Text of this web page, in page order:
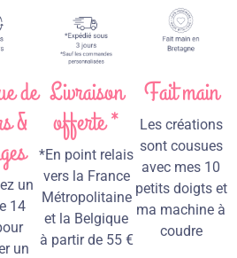
de
&
un
14
un
Livraison
offerte *
*En point relais
vers la France
Métropolitaine
et la Belgique
à partir de 55 €
Fait main
Les créations
sont cousues
avec mes 10
petits doigts et
ma machine à
coudre